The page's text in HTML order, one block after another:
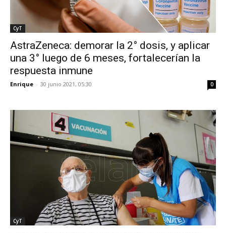
CyT
AstraZeneca: demorar la 2° dosis, y aplicar
una 3° luego de 6 meses, fortalecerían la
respuesta inmune
Enrique - 30 junio 2021, 05:30 0
CyT